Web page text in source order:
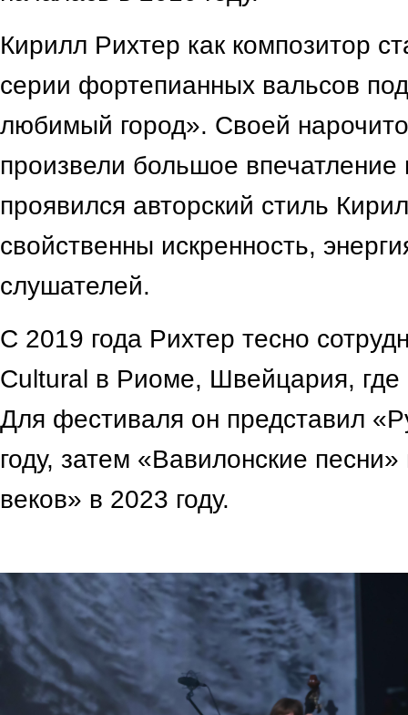
Кирилл Рихтер как композитор
серии фортепианных вальсов
любимый город». Своей
произвели большое впечатление
проявился авторский стиль
свойственны искренность,
слушателей.
С 2019 года Рихтер тесно
Cultural в Риоме, Швейцария, где
Для фестиваля он представил
году, затем «Вавилонские
веков» в 2023 году.